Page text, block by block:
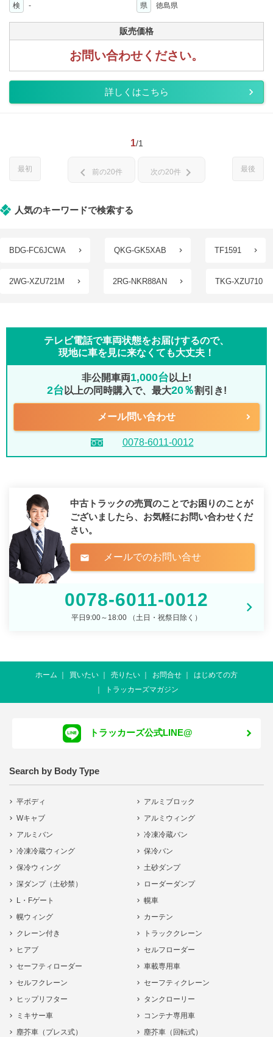
検
- 県 徳島県
販売価格
お問い合わせください。
詳しくはこちら
1/1
最初 最後
chevron_left 前の20件 次の20件 chevron_right
人気のキーワードで検索する
BDG-FC6JCWA QKG-GK5XAB TF1591
2WG-XZU721M 2RG-NKR88AN TKG-XZU710
テレビ電話で車両状態をお届けするので、
現地に車を見に来なくても大丈夫！
非公開車両1,000台 以上!
2台 以上の同時購入で、最大20％割引き!
メール問い合わせ
0078-6011-0012
中古トラックの売買のことでお困りのことが
ございましたら、 お気軽にお問い合わせくだ
さい。
mail メールでのお問い合せ
0078-6011-0012
平日9:00～18:00 （土日・祝祭日除く）
ホーム 買いたい 売りたい お問合せ
はじめての方
トラッカーズマガジン
トラッカーズ公式LINE@
Search by Body Type
平ボディ
アルミブロック
Wキャブ
アルミウィング
アルミバン
冷凍冷蔵バン
冷凍冷蔵ウィング
保冷バン
保冷ウィング
土砂ダンプ
深ダンプ（土砂禁）
ローダーダンプ
L・Fゲート
幌車
幌ウィング
カーテン
クレーン付き
トラッククレーン
ヒアブ
セルフローダー
セーフティローダー
車載専用車
セルフクレーン
セーフティクレーン
ヒップリフター
タンクローリー
ミキサー車
コンテナ専用車
塵芥車（プレス式）
塵芥車（回転式）